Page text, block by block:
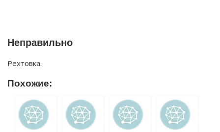
Неправильно
Рехтовка.
Похожие: